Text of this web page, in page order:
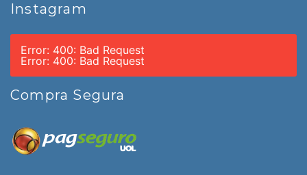
Instagram
Error: 400: Bad Request
Error: 400: Bad Request
Compra Segura